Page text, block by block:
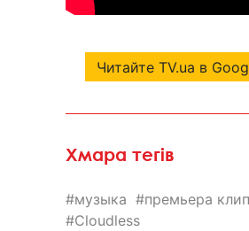
Читайте TV.ua в
Хмара тегів
музыка
премьера
Cloudless